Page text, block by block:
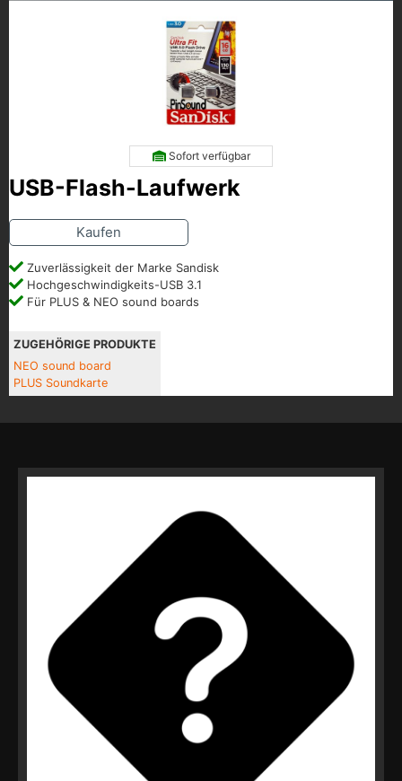
Sofort verfügbar
USB-Flash-Laufwerk
Kaufen
Zuverlässigkeit der Marke Sandisk
Hochgeschwindigkeits-USB 3.1
Für PLUS & NEO sound boards
ZUGEHÖRIGE PRODUKTE
NEO sound board
PLUS Soundkarte